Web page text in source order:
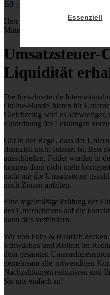
Essenziell
Herr Fuhs berät
Mittelstand.
Umsatzsteuer-
Liquidität
Die fortschreitende
Online-Handel bieten für
Gleichzeitig wird es schwieriger,
Einordnung der Leistungen
Gilt in der Regel, dass der
finanziell nicht belastet ist, lässt
ausschließen. Fehler werden in
können dann nicht mehr
nicht nur die Umsatzsteuer
noch Zinsen anfallen.
Eine regelmäßige Prüfung der
des Unternehmens auf die
kann dies verhindern.
Wir von Fuhs & Hastrich decken
Schwächen und Risiken im
dem gesamten
gemeinsam alle notwendigen
Nachzahlungen reduzieren und
Sie uns einfach an!